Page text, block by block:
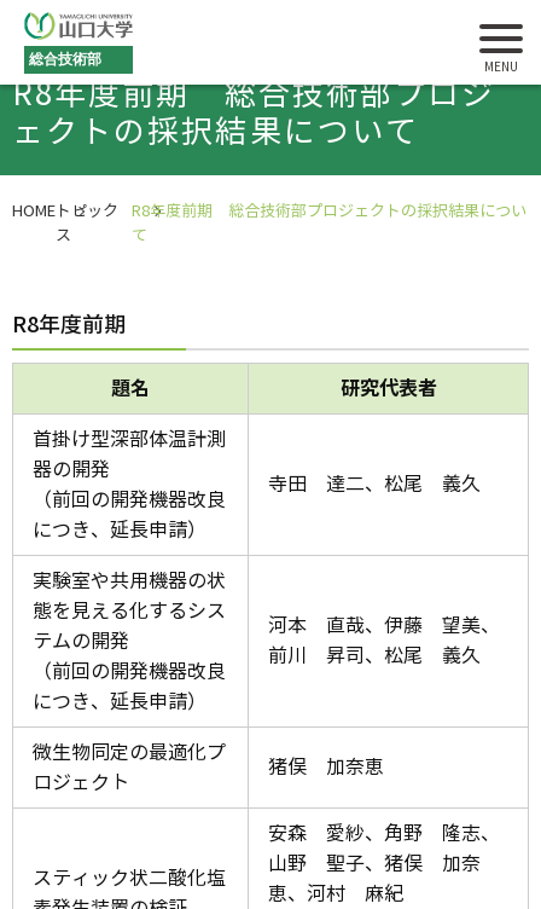
総合技術部
R8年度前期 総合技術部プロジ
ェクトの採択結果について
HOME トピック
ス
R8年度前期 総合技術部プロジェクトの採択結果につい
て
R8年度前期
題名 研究代表者
首掛け型深部体温計測
器の開発
（前回の開発機器改良
につき、延長申請）
寺田 達二、松尾 義久
実験室や共用機器の状
態を見える化するシス
テムの開発
（前回の開発機器改良
につき、延長申請）
河本 直哉、伊藤 望美、
前川 昇司、松尾 義久
微生物同定の最適化プ
ロジェクト
猪俣 加奈恵
スティック状二酸化塩
安森 愛紗、角野 隆志、
山野 聖子、猪俣 加奈
恵、河村 麻紀